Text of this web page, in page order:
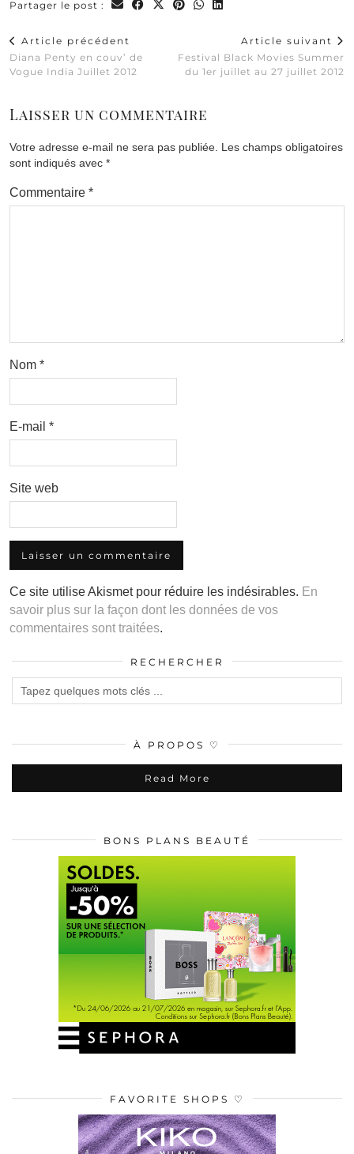
Partager le post :
Article précédent
Diana Penty en couv’ de
Vogue India Juillet 2012
Article suivant
Festival Black Movies Summer
du 1er juillet au 27 juillet 2012
Laisser un commentaire
Votre adresse e-mail ne sera pas publiée. Les champs obligatoires
sont indiqués avec *
Commentaire *
Nom *
E-mail *
Site web
Ce site utilise Akismet pour réduire les indésirables. En
savoir plus sur la façon dont les données de vos
commentaires sont traitées.
RECHERCHER
À PROPOS ♡
Read More
BONS PLANS BEAUTÉ
FAVORITE SHOPS ♡